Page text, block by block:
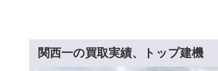
関西一の買取実績、トップ建機